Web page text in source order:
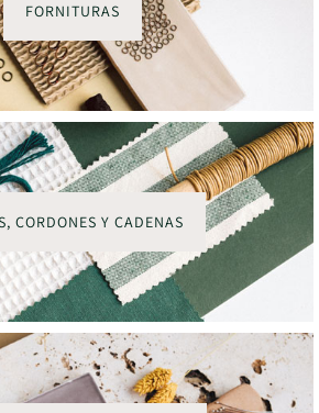
FORNITURAS
CORDONES Y CADENAS